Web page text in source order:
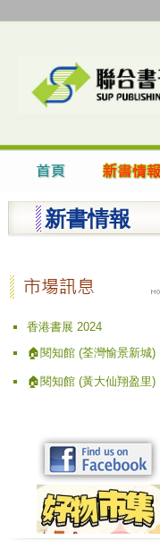
新書情報
香港書展 2024
🏠閱知館 (荃灣愉景新城)
🏠閱知館 (黃大仙翔盈里)